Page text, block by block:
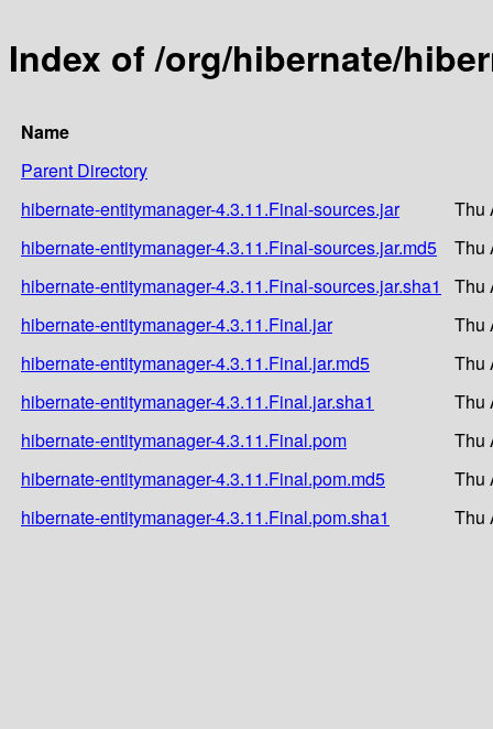
Index of /org/hibernate/
Name
Parent Directory
hibernate-entitymanager-4.3.11.Final-sources.jar
Thu
hibernate-entitymanager-4.3.11.Final-sources.jar.md5
Thu
hibernate-entitymanager-4.3.11.Final-sources.jar.sha1
Thu
hibernate-entitymanager-4.3.11.Final.jar
Thu
hibernate-entitymanager-4.3.11.Final.jar.md5
Thu
hibernate-entitymanager-4.3.11.Final.jar.sha1
Thu
hibernate-entitymanager-4.3.11.Final.pom
Thu
hibernate-entitymanager-4.3.11.Final.pom.md5
Thu
hibernate-entitymanager-4.3.11.Final.pom.sha1
Thu